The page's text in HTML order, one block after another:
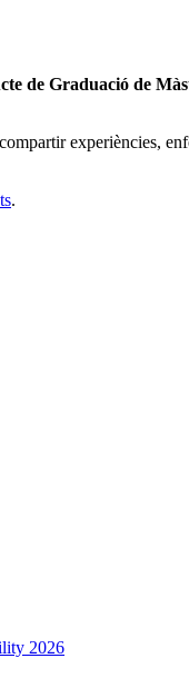
de Graduació de
experiències,
.
2026